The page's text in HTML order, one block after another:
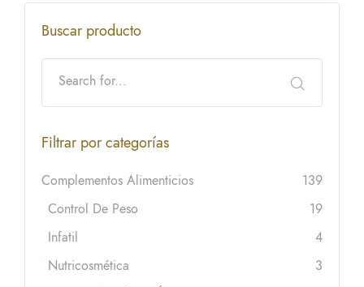
Buscar producto
Filtrar por categorías
Complementos Alimenticios
139
Control De Peso
19
Infatil
4
Nutricosmética
3